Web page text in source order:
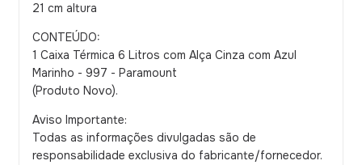
21 cm altura
CONTEÚDO:
1 Caixa Térmica 6 Litros com Alça Cinza com Azul
Marinho - 997 - Paramount
(Produto Novo).
Aviso Importante:
Todas as informações divulgadas são de
responsabilidade exclusiva do fabricante/fornecedor.